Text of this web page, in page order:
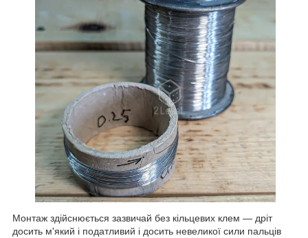
Монтаж здійснюється зазвичай без кільцевих клем — дріт
досить м'який і податливий і досить невеликої сили пальців